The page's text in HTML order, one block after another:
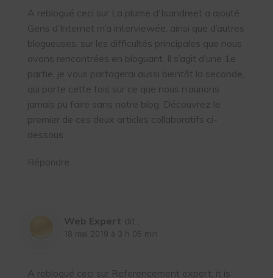
A reblogué ceci sur La plume d'Isandreet a ajouté:
Gens d’Internet m’a interviewée, ainsi que d’autres
blogueuses, sur les difficultés principales que nous
avons rencontrées en bloguant. Il s’agit d’une 1e
partie, je vous partagerai aussi bientôt la seconde,
qui porte cette fois sur ce que nous n’aurions
jamais pu faire sans notre blog. Découvrez le
premier de ces deux articles collaboratifs ci-
dessous.
Répondre
Web Expert dit :
18 mai 2019 à 3 h 05 min
A reblogué ceci sur Referencement expert: it is